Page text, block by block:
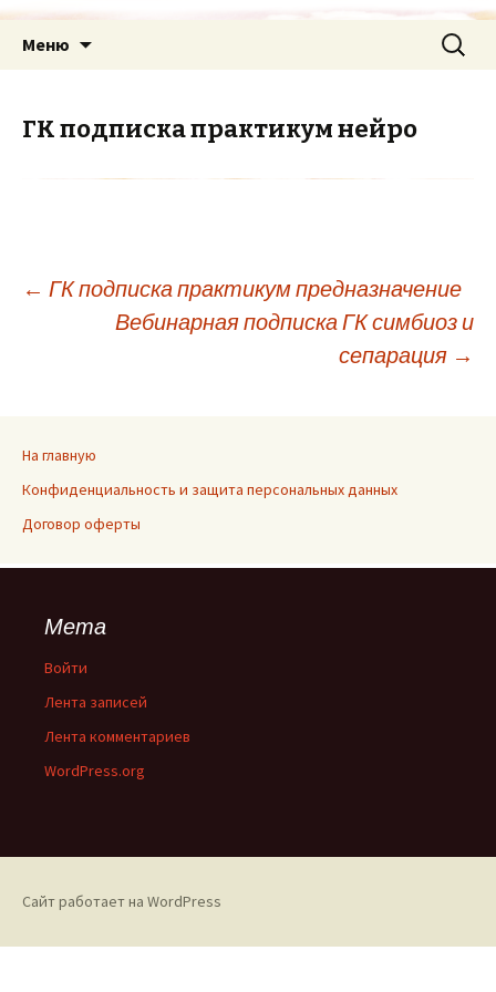
Меню
ГК подписка практикум нейро
← ГК подписка практикум предназначение
Вебинарная подписка ГК симбиоз и
сепарация →
На главную
Конфиденциальность и защита персональных данных
Договор оферты
Мета
Войти
Лента записей
Лента комментариев
WordPress.org
Сайт работает на WordPress